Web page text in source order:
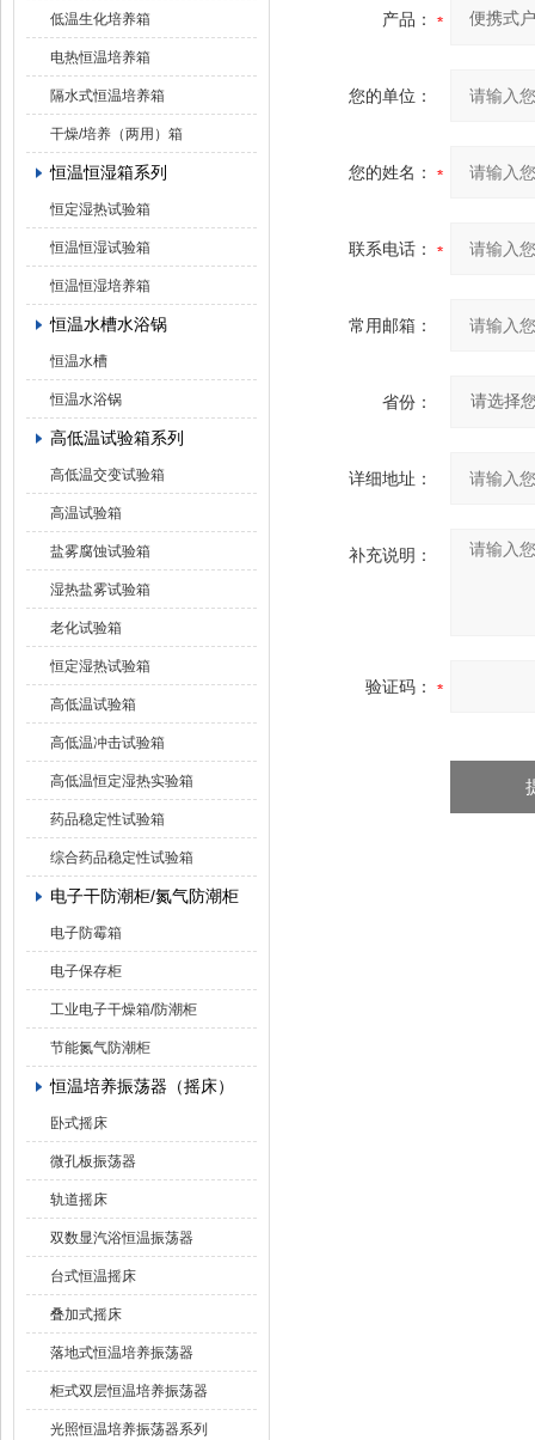
低温生化培养箱
电热恒温培养箱
隔水式恒温培养箱
干燥/培养（两用）箱
恒温恒湿箱系列
恒定湿热试验箱
恒温恒湿试验箱
恒温恒湿培养箱
恒温水槽水浴锅
恒温水槽
恒温水浴锅
高低温试验箱系列
高低温交变试验箱
高温试验箱
盐雾腐蚀试验箱
湿热盐雾试验箱
老化试验箱
恒定湿热试验箱
高低温试验箱
高低温冲击试验箱
高低温恒定湿热实验箱
药品稳定性试验箱
综合药品稳定性试验箱
电子干防潮柜/氮气防潮柜
电子防霉箱
电子保存柜
工业电子干燥箱/防潮柜
节能氮气防潮柜
恒温培养振荡器（摇床）
卧式摇床
微孔板振荡器
轨道摇床
双数显汽浴恒温振荡器
台式恒温摇床
叠加式摇床
落地式恒温培养振荡器
柜式双层恒温培养振荡器
光照恒温培养振荡器系列
产品：
您的单位：
您的姓名：
联系电话：
常用邮箱：
省份：
详细地址：
补充说明：
验证码：